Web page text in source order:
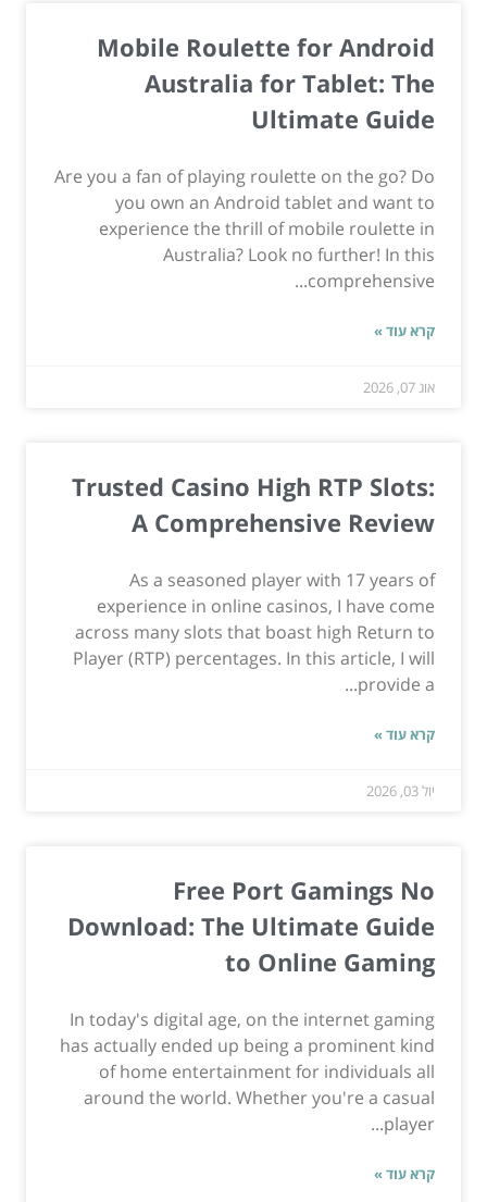
Mobile Roulette for Android
Australia for Tablet: The
Ultimate Guide
Are you a fan of playing roulette on the go? Do
you own an Android tablet and want to
experience the thrill of mobile roulette in
Australia? Look no further! In this
comprehensive...
קרא עוד »
אוג 07, 2026
Trusted Casino High RTP Slots:
A Comprehensive Review
As a seasoned player with 17 years of
experience in online casinos, I have come
across many slots that boast high Return to
Player (RTP) percentages. In this article, I will
provide a...
קרא עוד »
יול 03, 2026
Free Port Gamings No
Download: The Ultimate Guide
to Online Gaming
In today's digital age, on the internet gaming
has actually ended up being a prominent kind
of home entertainment for individuals all
around the world. Whether you're a casual
player...
קרא עוד »